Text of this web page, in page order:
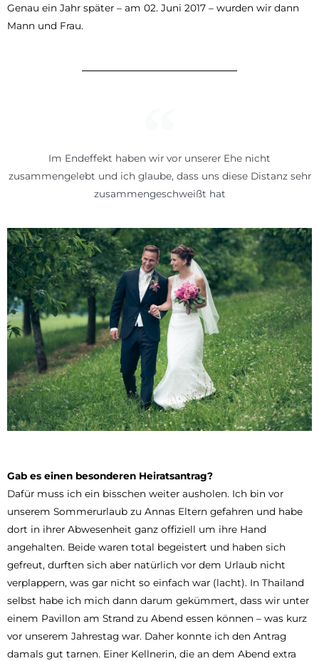
Genau ein Jahr später – am 02. Juni 2017 – wurden wir dann
Mann und Frau.
Im Endeffekt haben wir vor unserer Ehe nicht
zusammengelebt und ich glaube, dass uns diese Distanz sehr
zusammengeschweißt hat
Gab es einen besonderen Heiratsantrag?
Dafür muss ich ein bisschen weiter ausholen. Ich bin vor
unserem Sommerurlaub zu Annas Eltern gefahren und habe
dort in ihrer Abwesenheit ganz offiziell um ihre Hand
angehalten. Beide waren total begeistert und haben sich
gefreut, durften sich aber natürlich vor dem Urlaub nicht
verplappern, was gar nicht so einfach war (lacht). In Thailand
selbst habe ich mich dann darum gekümmert, dass wir unter
einem Pavillon am Strand zu Abend essen können – was kurz
vor unserem Jahrestag war. Daher konnte ich den Antrag
damals gut tarnen. Einer Kellnerin, die an dem Abend extra